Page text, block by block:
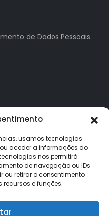
usamos tecnologias
aceder a informações do
nos permitirá
de navegação ou IDs
ou retirar o consentimento
e funções.
de Dados Pessoais